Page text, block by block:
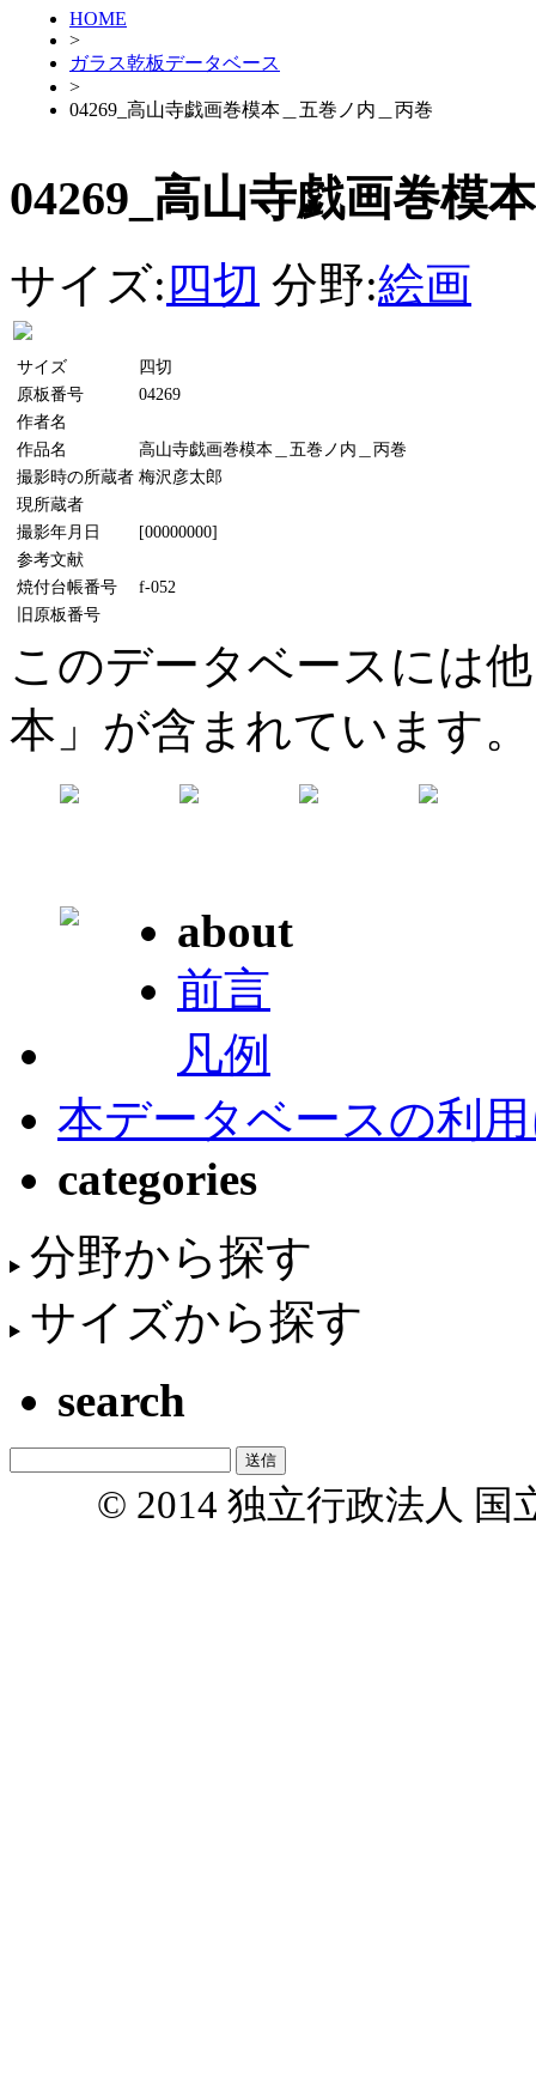
HOME
>
ガラス乾板データベース
>
04269_高山寺戯画巻模本＿五巻ノ内＿丙巻
04269_高山寺戯画巻模
サイズ: 四切 分野:絵画
サイズ
四切
原板番号
04269
作者名
作品名
高山寺戯画巻模本＿五巻ノ内＿丙巻
撮影時の所蔵者 梅沢彦太郎
現所蔵者
撮影年月日
[00000000]
参考文献
焼付台帳番号
f-052
旧原板番号
このデータベースには
本」が含まれています。
about
前言
凡例
本データベースの利
categories
分野から探す
サイズから探す
search
© 2014 独立行政法人 国